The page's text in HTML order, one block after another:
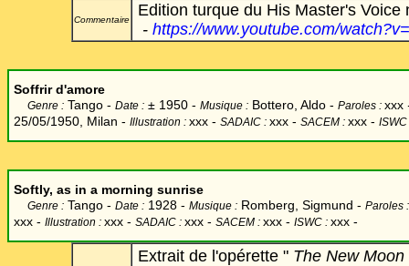
Commentaire
Edition turque du His Master's Voice
- https://www.youtube.com/
Soffrir d'amore
Genre : Tango - Date : ± 1950 - Musique : Bottero, Aldo - Paroles : xxx
25/05/1950, Milan - Illustration : xxx - SADAIC : xxx - SACEM : xxx -
Softly, as in a morning sunrise
Genre : Tango - Date : 1928 - Musique : Romberg, Sigmund - Paroles
xxx - Illustration : xxx - SADAIC : xxx - SACEM : xxx - ISWC : xxx -
Extrait de l'opérette " The New Moon